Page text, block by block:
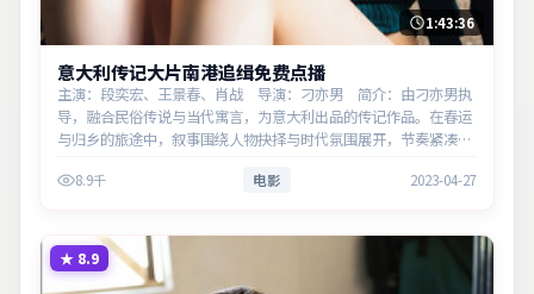
1:43:36
意大利传记大片南港追缉免费点播
主演：段奕宏、王景春、肖战 导演：刁亦男 简介：由刁亦男执
导，融合民俗传说与当代寓言，为意大利出品的传记作品。在春运
与归乡的旅途中，叙事围绕人物抉择与时代氛围展开，节奏紧凑，
义。8.9千 电影 2023-04-27
★ 8.9